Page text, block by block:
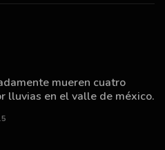
mueren cuatro
lluvias en el valle de méxico.